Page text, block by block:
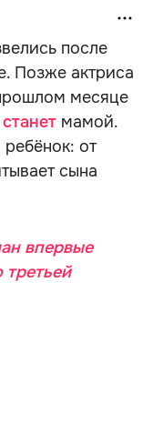
после
Позже актриса
месяце
станет мамой.
от
сына
впервые
третьей